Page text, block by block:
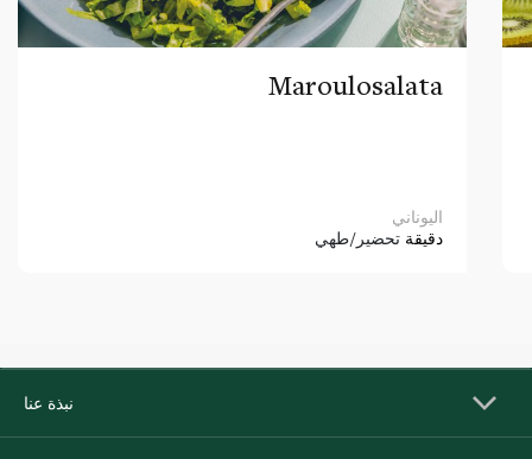
Maroulosalata
اليوناني
دقيقة تحضير/طهي
نبذة عنا